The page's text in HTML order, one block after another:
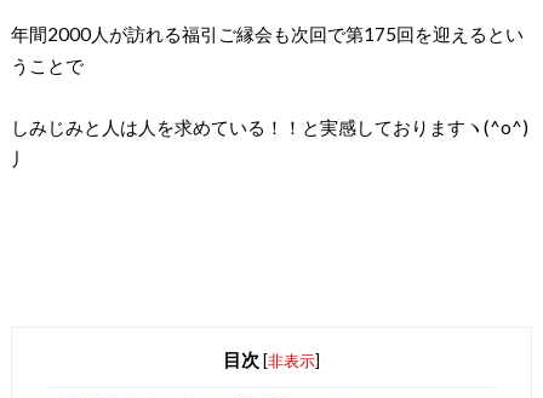
年間2000人が訪れる福引ご縁会も次回で第175回を迎えるとい
うことで
しみじみと人は人を求めている！！と実感しておりますヽ(^o^)
丿
目次 [非表示]